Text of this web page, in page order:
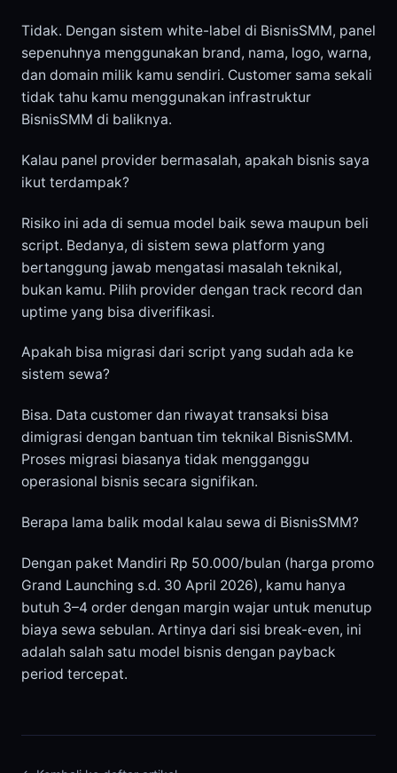
Tidak. Dengan sistem white-label di BisnisSMM, panel
sepenuhnya menggunakan brand, nama, logo, warna,
dan domain milik kamu sendiri. Customer sama sekali
tidak tahu kamu menggunakan infrastruktur
BisnisSMM di baliknya.
Kalau panel provider bermasalah, apakah bisnis saya
ikut terdampak?
Risiko ini ada di semua model baik sewa maupun beli
script. Bedanya, di sistem sewa platform yang
bertanggung jawab mengatasi masalah teknikal,
bukan kamu. Pilih provider dengan track record dan
uptime yang bisa diverifikasi.
Apakah bisa migrasi dari script yang sudah ada ke
sistem sewa?
Bisa. Data customer dan riwayat transaksi bisa
dimigrasi dengan bantuan tim teknikal BisnisSMM.
Proses migrasi biasanya tidak mengganggu
operasional bisnis secara signifikan.
Berapa lama balik modal kalau sewa di BisnisSMM?
Dengan paket Mandiri Rp 50.000/bulan (harga promo
Grand Launching s.d. 30 April 2026), kamu hanya
butuh 3–4 order dengan margin wajar untuk menutup
biaya sewa sebulan. Artinya dari sisi break-even, ini
adalah salah satu model bisnis dengan payback
period tercepat.